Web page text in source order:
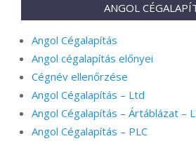
ANGOL
Angol Cégalapítás
Angol cégalapítás előnyei
Cégnév ellenőrzése
Angol Cégalapítás – Ltd
Angol Cégalapítás – Ártáblázat –
Angol Cégalapítás – PLC